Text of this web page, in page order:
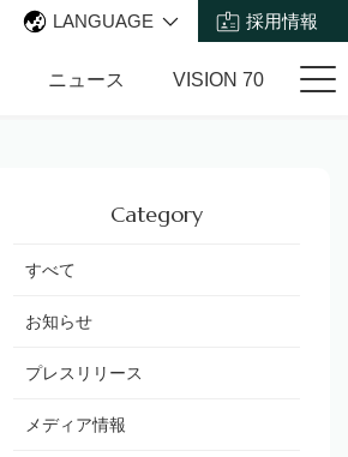
LANGUAGE 採用情報
ニュース VISION 70
Category
すべて
お知らせ
プレスリリース
メディア情報